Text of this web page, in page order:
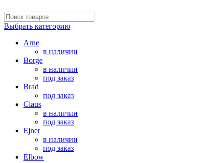
Выбрать категорию
Arne
в наличии
Borge
в наличии
под заказ
Brad
под заказ
Claus
в наличии
под заказ
Ejner
в наличии
под заказ
Elbow